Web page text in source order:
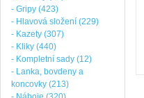
- Gripy (423)
- Hlavová složení (229)
- Kazety (307)
- Kliky (440)
- Kompletní sady (12)
- Lanka, bovdeny a
koncovky (213)